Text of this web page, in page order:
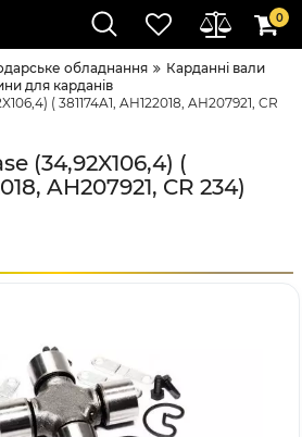
0
обладнання
Карданні вали
для карданів
( 381174A1, AH122018, AH207921, CR
(34,92X106,4) (
AH207921, CR 234)